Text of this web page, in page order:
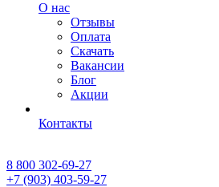
О нас
Отзывы
Оплата
Скачать
Вакансии
Блог
Акции
Контакты
8 800 302-69-27
+7 (903) 403-59-27